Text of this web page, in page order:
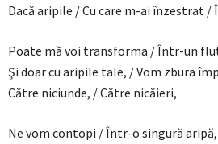
Dacă aripile / Cu care m-ai înzestrat /
Poate mă voi transforma / Într-un
Şi doar cu aripile tale, / Vom zbura
Către niciunde, / Către nicăieri,
Ne vom contopi / Într-o singură aripă,